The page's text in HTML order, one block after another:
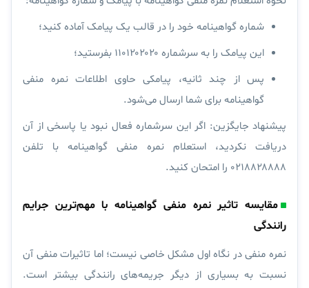
شماره گواهینامه خود را در قالب یک پیامک آماده کنید؛
این پیامک را به سرشماره ۱۱۰۱۲۰۲۰۲۰ بفرستید؛
پس از چند ثانیه، پیامکی حاوی اطلاعات نمره منفی
گواهینامه برای شما ارسال می‌شود.
پیشنهاد جایگزین: اگر این سرشماره فعال نبود یا پاسخی از آن
دریافت نکردید، استعلام نمره منفی گواهینامه با تلفن
۰۲۱۸۸۲۸۸۸۸ را امتحان کنید.
مقایسه تاثیر نمره منفی گواهینامه با مهم‌ترین جرایم
رانندگی
نمره منفی در نگاه اول مشکل خاصی نیست؛ اما تاثیرات منفی آن
نسبت به بسیاری از دیگر جریمه‌های رانندگی بیشتر است.